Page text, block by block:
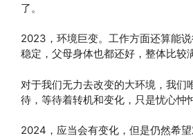
了。
2023，环境巨变。工作方面还算能
稳定，父母身体也都还好，整体比较
对于我们无力去改变的大环境，我们
待，等待着转机和变化，只是忧心忡
2024，应当会有变化，但是仍然希